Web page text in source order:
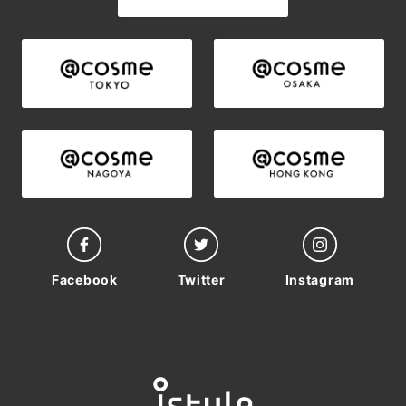
Facebook Twitter Instagram